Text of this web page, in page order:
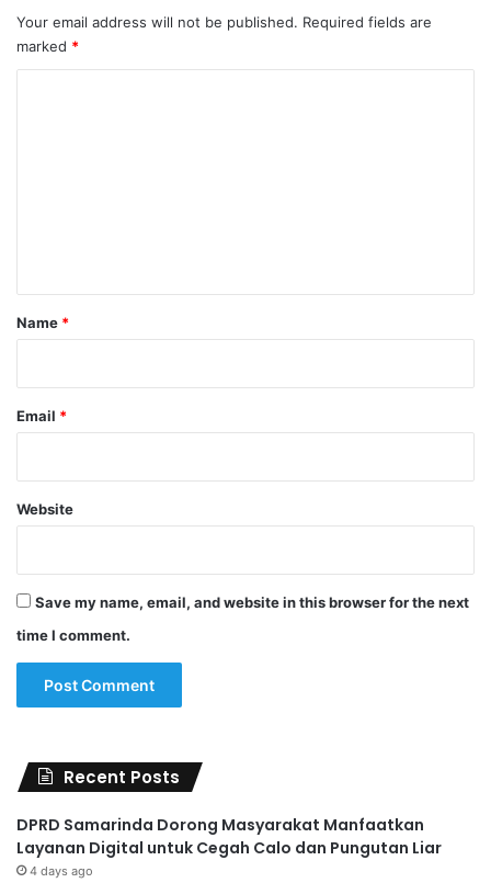
Your email address will not be published. Required fields are
marked *
*
Name *
Email *
Website
Save my name, email, and website in this browser for the next
time I comment.
Recent Posts
DPRD Samarinda Dorong Masyarakat Manfaatkan
Layanan Digital untuk Cegah Calo dan Pungutan Liar
4 days ago